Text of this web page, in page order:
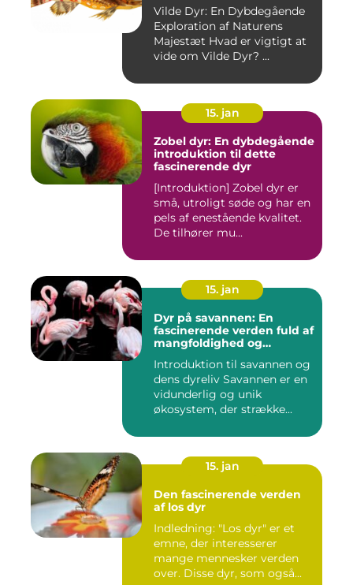
Vilde Dyr: En Dybdegående
Exploration af Naturens
Majestæt Hvad er vigtigt at
vide om Vilde Dyr? ...
15. jan
Zobel dyr: En dybdegående
introduktion til dette
fascinerende dyr
[Introduktion] Zobel dyr er
små, utroligt søde og har en
pels af enestående kvalitet.
De tilhører mu...
15. jan
Dyr på savannen: En
fascinerende verden fuld af
mangfoldighed og
Introduktion til savannen og
dens dyreliv Savannen er en
vidunderlig og unik
økosystem, der strække...
15. jan
Den fascinerende verden
af los dyr
Indledning: "Los dyr" er et
emne, der interesserer
mange mennesker verden
over. Disse dyr, som også...